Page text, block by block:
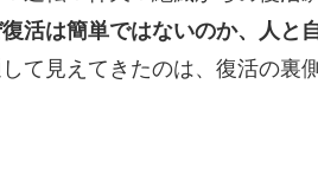
活は簡単ではないのか、人と
て見えてきたのは、復活の裏